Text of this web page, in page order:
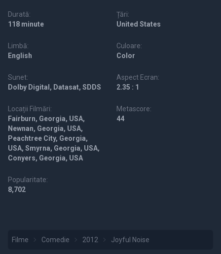
Durată:
118 minute
Țări:
United States
Limbă:
English
Culoare:
Color
Sunet:
Dolby Digital, Datasat, SDDS
Aspect Ecran:
2.35 : 1
Locații Filmări:
Fairburn, Georgia, USA,
Newnan, Georgia, USA,
Peachtree City, Georgia,
USA, Smyrna, Georgia, USA,
Conyers, Georgia, USA
Metascore:
44
Popularitate:
8,702
Filme Comedie 2012 Joyful Noise